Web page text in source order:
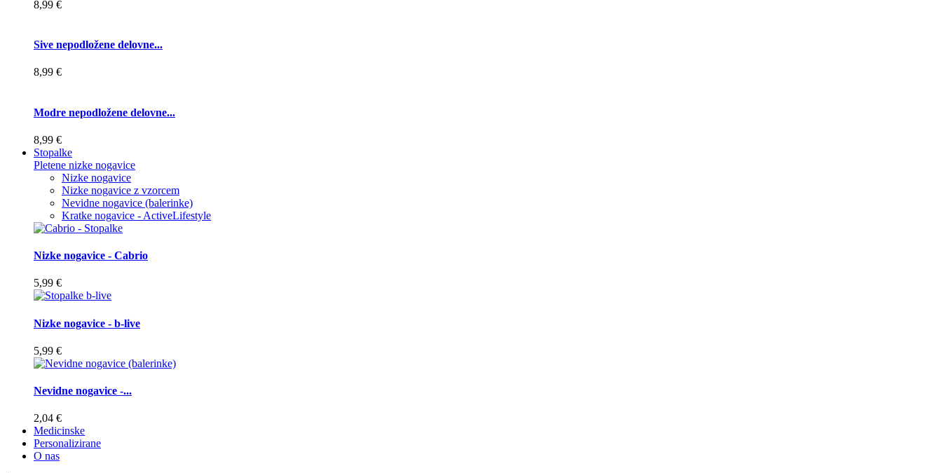
8,99 €
Sive nepodložene delovne...
8,99 €
Modre nepodložene delovne...
8,99 €
Stopalke
Pletene nizke nogavice
Nizke nogavice
Nizke nogavice z vzorcem
Nevidne nogavice (balerinke)
Kratke nogavice - ActiveLifestyle
Nizke nogavice - Cabrio
5,99 €
Nizke nogavice - b-live
5,99 €
Nevidne nogavice -...
2,04 €
Medicinske
Personalizirane
O nas